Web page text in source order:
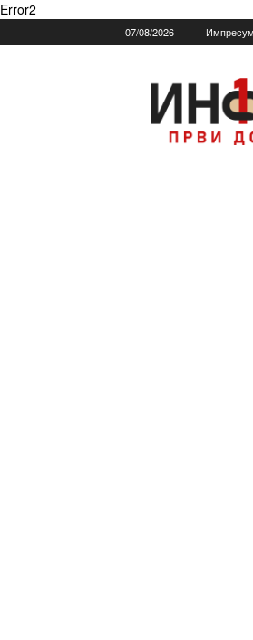
Error2
07/08/2026 Импресум